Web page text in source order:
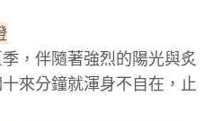
，伴隨著強烈的陽光與炙
來分鐘就渾身不自在，止